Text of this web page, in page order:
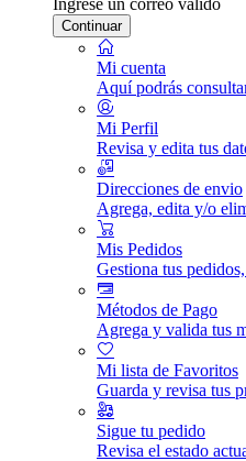
Continuar
Mi cuenta
Aquí podrás
Mi Perfil
Revisa y edita tus
Direcciones de envio
Agrega, edita y/o
Mis Pedidos
Gestiona tus
Métodos de Pago
Agrega y valida tus
Mi lista de Favoritos
Guarda y revisa tus
Sigue tu pedido
Revisa el estado